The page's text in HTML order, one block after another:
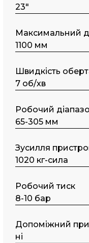
23"
Максимальний
1100 мм
Швидкість
7 об/хв
Робочий
65-305 мм
Зусилля
1020 кг-сила
Робочий тиск
8-10 бар
Допоміжний
ні